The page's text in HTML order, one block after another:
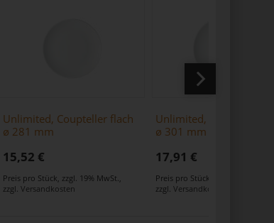
Unlimited, Coupteller flach
ø 281 mm
15,52 €
Preis pro Stück, zzgl. 19% MwSt.,
zzgl. Versandkosten
Unlimited, Coupteller
ø 301 mm
17,91 €
Preis pro Stück
zzgl. Versandkosten